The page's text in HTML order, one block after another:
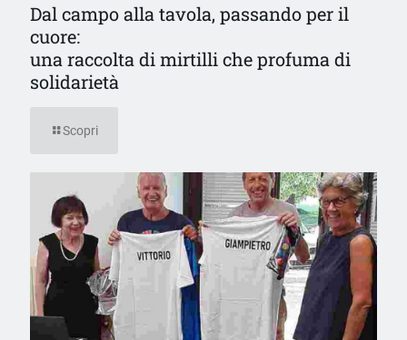
Dal campo alla tavola, passando per il
cuore:
una raccolta di mirtilli che profuma di
solidarietà
Scopri